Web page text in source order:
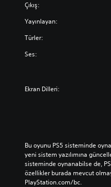
Çıkış:
Yayınlayan:
Türler:
Ses:
Ekran Dilleri:
Bu oyunu PS5 sisteminde
yeni sistem yazılımına
sisteminde oynanabilse de,
özellikler burada mevcut
PlayStation.com/bc.